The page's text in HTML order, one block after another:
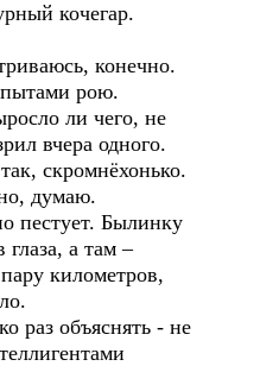
кочегар.
конечно.
рою.
ли чего, не
вчера одного.
скромнёхонько.
думаю.
пестует. Былинку
глаза, а там –
километров,
раз объяснять - не